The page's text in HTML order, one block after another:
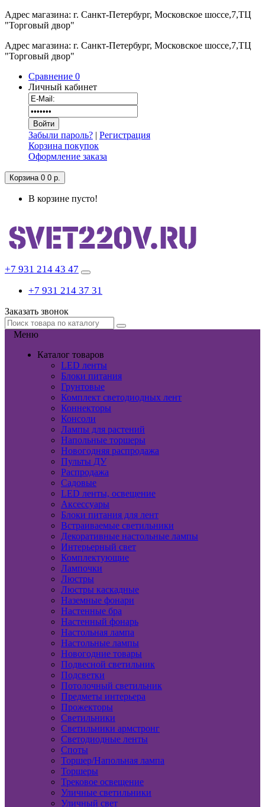
Адрес магазина: г. Санкт-Петербург, Московское шоссе,7,ТЦ
"Торговый двор"
Адрес магазина: г. Санкт-Петербург, Московское шоссе,7,ТЦ
"Торговый двор"
Сравнение 0
Личный кабинет
Забыли пароль? | Регистрация
Корзина покупок
Оформление заказа
Корзина 0 0 р.
В корзине пусто!
+7 931 214 43 47
+7 931 214 37 31
Заказать звонок
Меню
Каталог товаров
LED ленты
Блоки питания
Грунтовые
Комплект светодиодных лент
Коннекторы
Консоли
Лампы для растений
Напольные торшеры
Новогодняя распродажа
Пульты ДУ
Распродажа
Садовые
LED ленты, освещение
Аксессуары
Блоки питания для лент
Встраиваемые светильники
Декоративные настольные лампы
Интерьерный свет
Комплектующие
Лампочки
Люстры
Люстры каскадные
Наземные фонари
Настенные бра
Настенный фонарь
Настольная лампа
Настольные лампы
Новогодние товары
Подвесной светильник
Подсветки
Потолочный светильник
Предметы интерьера
Прожекторы
Светильники
Светильники армстронг
Светодиодные ленты
Споты
Торшер/Напольная лампа
Торшеры
Трековое освещение
Уличные светильники
Уличный свет